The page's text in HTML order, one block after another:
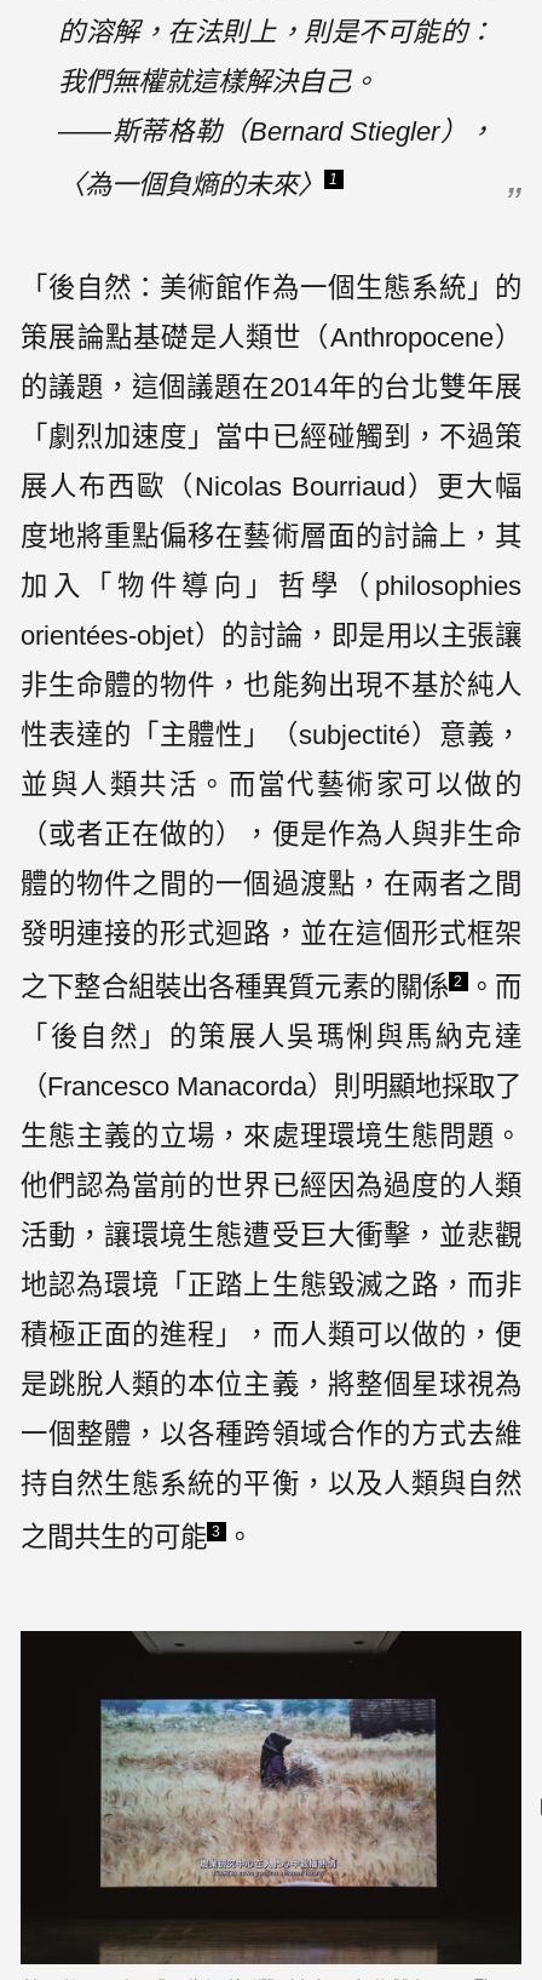
的溶解，在法則上，則是不可能的：
我們無權就這樣解決自己。
——斯蒂格勒（Bernard Stiegler），
〈為一個負熵的未來〉 1
「後自然：美術館作為一個生態系統」的
策展論點基礎是人類世（Anthropocene）
的議題，這個議題在2014年的台北雙年展
「劇烈加速度」當中已經碰觸到，不過策
展人布西歐（Nicolas Bourriaud）更大幅
度地將重點偏移在藝術層面的討論上，其
加入「物件導向」哲學（philosophies
orientées-objet）的討論，即是用以主張讓
非生命體的物件，也能夠出現不基於純人
性表達的「主體性」（subjectité）意義，
並與人類共活。而當代藝術家可以做的
（或者正在做的），便是作為人與非生命
體的物件之間的一個過渡點，在兩者之間
發明連接的形式迴路，並在這個形式框架
之下整合組裝出各種異質元素的關係 2 。而
「後自然」的策展人吳瑪悧與馬納克達
（Francesco Manacorda）則明顯地採取了
生態主義的立場，來處理環境生態問題。
他們認為當前的世界已經因為過度的人類
活動，讓環境生態遭受巨大衝擊，並悲觀
地認為環境「正踏上生態毀滅之路，而非
積極正面的進程」，而人類可以做的，便
是跳脫人類的本位主義，將整個星球視為
一個整體，以各種跨領域合作的方式去維
持自然生態系統的平衡，以及人類與自然
之間共生的可能 3 。